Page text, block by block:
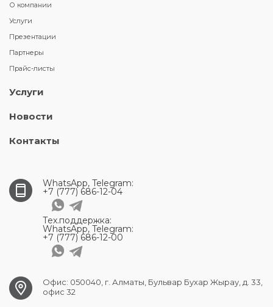
О компании
Услуги
Презентации
Партнеры
Прайс-листы
Услуги
Новости
Контакты
WhatsApp, Telegram:
+7 (777) 686-12-04
Тех.поддержка:
WhatsApp, Telegram:
+7 (777) 686-12-00
Офис: 050040, г. Алматы, Бульвар Бухар Жырау, д. 33,
офис 32